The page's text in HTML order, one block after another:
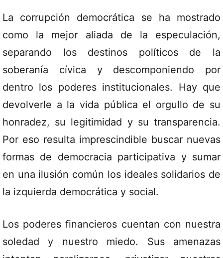
La corrupción democrática se ha mostrado
como la mejor aliada de la especulación,
separando los destinos políticos de la
soberanía cívica y descomponiendo por
dentro los poderes institucionales. Hay que
devolverle a la vida pública el orgullo de su
honradez, su legitimidad y su transparencia.
Por eso resulta imprescindible buscar nuevas
formas de democracia participativa y sumar
en una ilusión común los ideales solidarios de
la izquierda democrática y social.
Los poderes financieros cuentan con nuestra
soledad y nuestro miedo. Sus amenazas